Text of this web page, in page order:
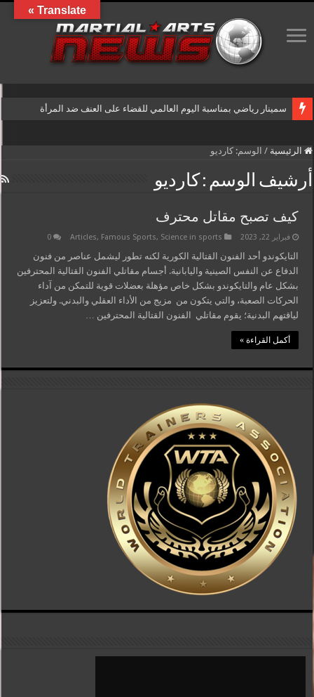
سمينار رياضي بمناسبة اليوم العالمي للقضاء على العنف ضد المرأة
الرئيسية / الوسم:كارديو
أرشيف الوسم : كارديو
كيف تصبح مقاتل محترف
فبراير 22, 2023 Articles, Famous Sports, Science in sports
0
التايكوندو أحد الفنون القتالية الكورية لكنه تطور ليشمل عناصر من فنون
الدفاع عن النفس الصينية واليابانية. أجسام مقاتلي الفنون القتالية المحترفين
بشكل عام والتايكوندو بشكل خاص مؤهلة بعضلات قوية للتمكن من آداء
الحركات الصعبة، والتي يتكون من مزيج من الأداء العقلي والبدني. ولتعزيز
لياقتهم البدنية؛ يقوم مقاتلي الفنون القتالية المحترفين …
أكمل القراءة »
Translate »